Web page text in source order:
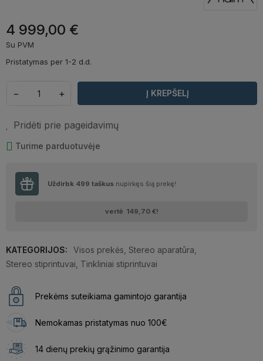
4 999,00 €
Su PVM
Pristatymas per 1-2 d.d.
− + Į KREPŠELĮ
Pridėti prie pageidavimų
Turime parduotuvėje
Uždirbk 499 taškus nupirkęs šią prekę!
vertė 149,70 €!
KATEGORIJOS: Visos prekės Stereo aparatūra
Stereo stiprintuvai Tinkliniai stiprintuvai
Prekėms suteikiama gamintojo garantija
Nemokamas pristatymas nuo 100€
14 dienų prekių grąžinimo garantija